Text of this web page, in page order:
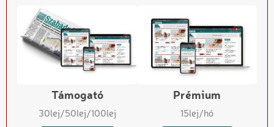
Támogató
30lej/50lej/100lej
Prémium
15lej/hó